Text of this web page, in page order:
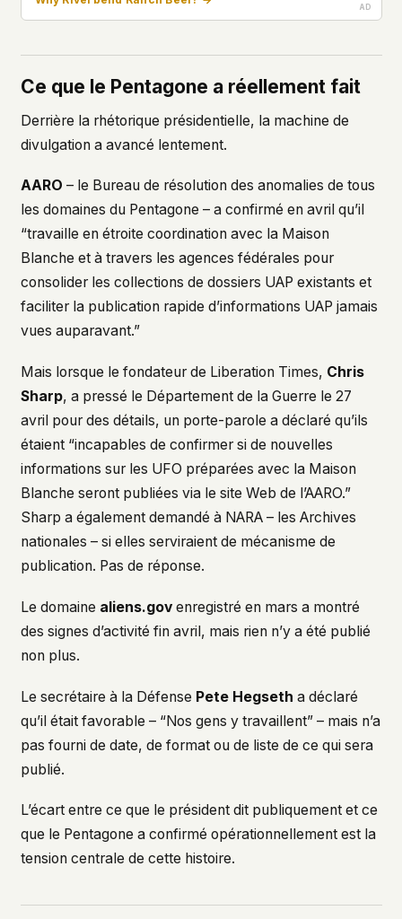
Ce que le Pentagone a réellement fait
Derrière la rhétorique présidentielle, la machine de
divulgation a avancé lentement.
AARO – le Bureau de résolution des anomalies de tous
les domaines du Pentagone – a confirmé en avril qu’il
“travaille en étroite coordination avec la Maison
Blanche et à travers les agences fédérales pour
consolider les collections de dossiers UAP existants et
faciliter la publication rapide d’informations UAP jamais
vues auparavant.”
Mais lorsque le fondateur de Liberation Times, Chris
Sharp, a pressé le Département de la Guerre le 27
avril pour des détails, un porte-parole a déclaré qu’ils
étaient “incapables de confirmer si de nouvelles
informations sur les UFO préparées avec la Maison
Blanche seront publiées via le site Web de l’AARO.”
Sharp a également demandé à NARA – les Archives
nationales – si elles serviraient de mécanisme de
publication. Pas de réponse.
Le domaine aliens.govenregistré en mars a montré
des signes d’activité fin avril, mais rien n’y a été publié
non plus.
Le secrétaire à la Défense Pete Hegseth a déclaré
qu’il était favorable – “Nos gens y travaillent” – mais n’a
pas fourni de date, de format ou de liste de ce qui sera
publié.
L’écart entre ce que le président dit publiquement et ce
que le Pentagone a confirmé opérationnellement est la
tension centrale de cette histoire.